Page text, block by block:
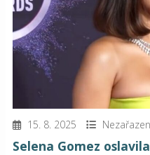
15. 8. 2025
Selena Gomez